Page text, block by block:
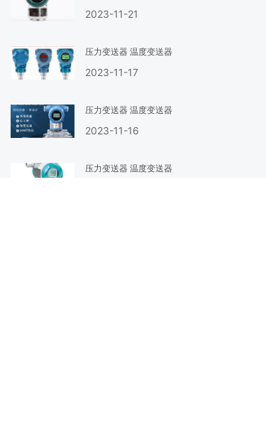
2023-11-21
压力变送器 温度变送器
2023-11-17
压力变送器 温度变送器
2023-11-16
压力变送器 温度变送器